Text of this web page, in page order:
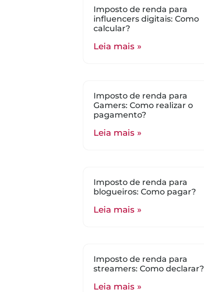
Imposto de renda para
influencers digitais: Como
calcular?
Leia mais »
Imposto de renda para
Gamers: Como realizar o
pagamento?
Leia mais »
Imposto de renda para
blogueiros: Como pagar?
Leia mais »
Imposto de renda para
streamers: Como declarar?
Leia mais »